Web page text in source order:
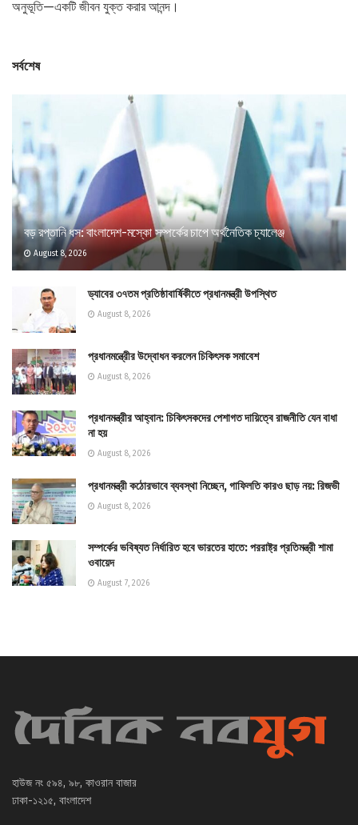
অনুভূতি—একটি জীবন যুক্ত করার আনন্দ।
সর্বশেষ
বড় রপ্তানি ধস: বাংলাদেশ-মস্কো সম্পর্কের চাপে অর্থনৈতিক চ্যালেঞ্জ
August 8, 2026
ড্যাবের ৩৭তম প্রতিষ্ঠাবার্ষিকীতে প্রধানমন্ত্রী উপস্থিত
August 8, 2026
প্রধানমন্ত্রীের উদ্বোধন করলেন চিকিৎসক সমাবেশ
August 8, 2026
প্রধানমন্ত্রীর আহ্বান: চিকিৎসকদের পেশাগত দায়িত্বে রাজনীতি যেন বাধা
না হয়
August 8, 2026
প্রধানমন্ত্রী কঠোরভাবে ব্যবস্থা নিচ্ছেন, গাফিলতি কারও ছাড় নয়: রিজভী
August 8, 2026
সম্পর্কের ভবিষ্যত নির্ধারিত হবে ভারতের হাতে: পররাষ্ট্র প্রতিমন্ত্রী শামা
ওবায়েদ
August 7, 2026
হাউজ নং ৫৯৪, ৯৮, কাওরান বাজার
ঢাকা-১২১৫, বাংলাদেশ